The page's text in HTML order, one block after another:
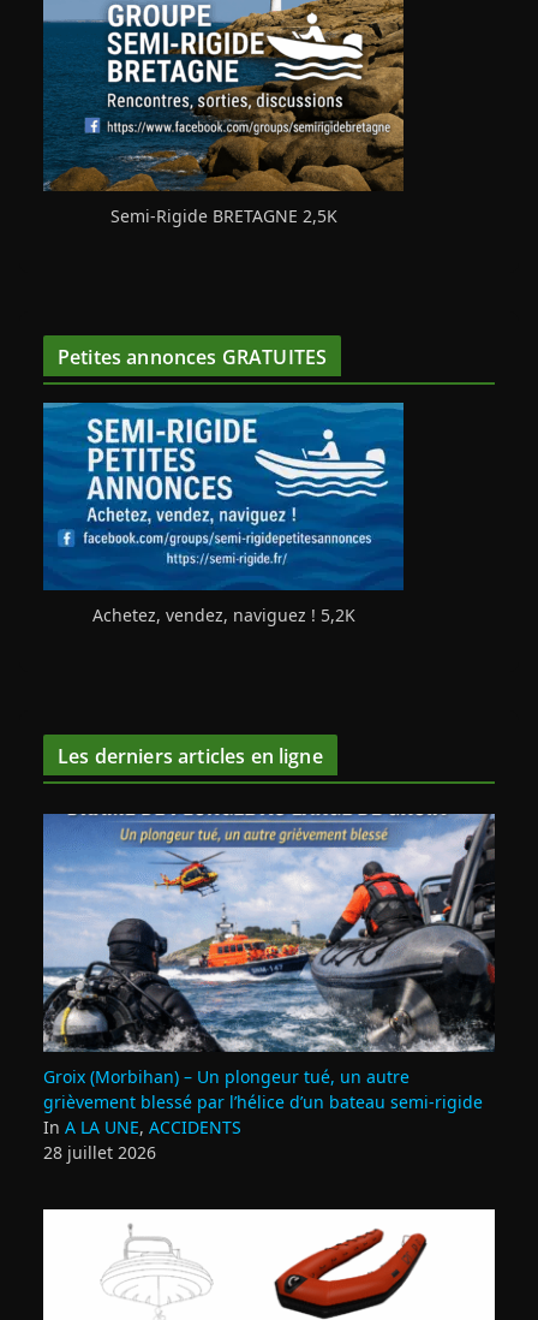
Semi-Rigide BRETAGNE 2,5K
Petites annonces GRATUITES
Achetez, vendez, naviguez ! 5,2K
Les derniers articles en ligne
Groix (Morbihan) – Un plongeur tué, un autre
grièvement blessé par l’hélice d’un bateau semi-rigide
In A LA UNE, ACCIDENTS
28 juillet 2026